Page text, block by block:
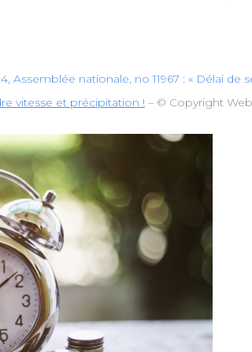
Assemblée nationale, no 11967 : « Délai de
vitesse et précipitation !– © Copyright